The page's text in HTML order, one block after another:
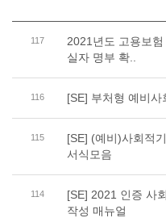
117
2021년도 고용보
실자 명부 확..
116 [SE] 부처형 예비사
115
[SE] (예비)사회적
서식모음
114
[SE] 2021 인증 사
작성 매뉴얼